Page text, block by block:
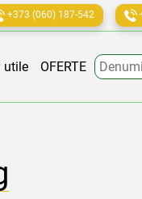
+373 (060) 187-542
utile OFERTE